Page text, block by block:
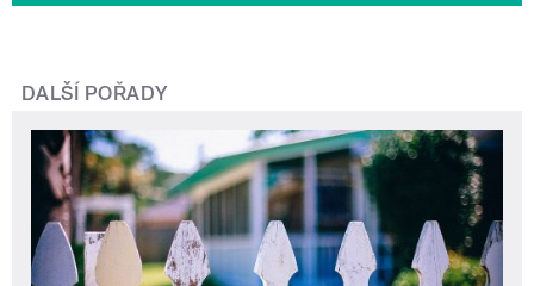
DALŠÍ POŘADY